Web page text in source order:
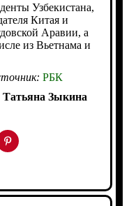
Узбекистана,
Китая и
Аравии, а
из Вьетнама и
РБК
Зыкина